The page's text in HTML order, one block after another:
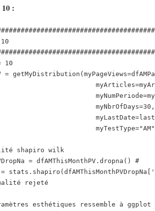
:
10
=
myNbrOfDays=30,
shapiro wilk
= dfAMThisMonthPV.dropna() #
=
rejeté
esthétiques ressemble à